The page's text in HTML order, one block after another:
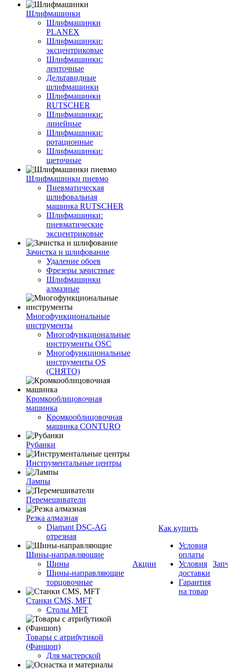
Шлифмашинки
Шлифмашинки
PLANEX
Шлифмашинки:
эксцентриковые
Шлифмашинки:
ленточные
Дельтавидные
шлифмашинки
Шлифмашинки
RUTSCHER
Шлифмашинки:
линейные
Шлифмашинки:
ротационные
Шлифмашинки:
щеточные
Шлифмашинки пневмо
Пневматическая
шлифовальная
машинка RUTSCHER
Шлифмашинки:
пневматические
эксцентриковые
Зачистка и шлифование
Удаление обоев
Фрезеры зачистные
Шлифмашинки
алмазные
Многофункциональные
инструменты
Многофункциональные
инструменты OSC
Многофункциональные
инструменты OS
(СНЯТО)
Кромкооблицовочная
машинка
Кромкооблицовочная
машинка CONTURO
Рубанки
Инструментальные центры
Лампы
Перемешиватели
Резка алмазная
Diamant DSC-AG
отрезная
Шины-направляющие
Шины
Шины-направляющие
торцовочные
Станки CMS, MFT
Столы MFT
Товары с атрибутикой
(Фаншоп)
Для мастерской
Акции
Как купить
Условия
оплаты
Условия
доставки
Гарантия
на товар